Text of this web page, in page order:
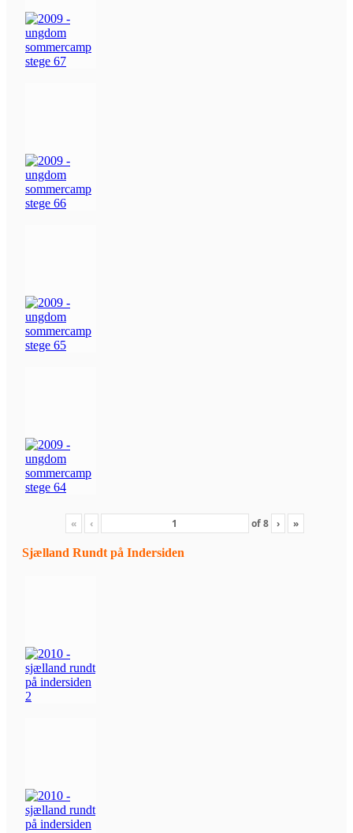
« ‹ of8 › »
Sjælland Rundt på Indersiden